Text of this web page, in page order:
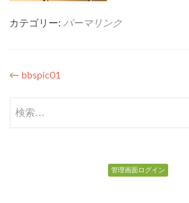
カテゴリー: パーマリンク
投
稿
ナ
← bbspic01
索:
管理画面ログイン